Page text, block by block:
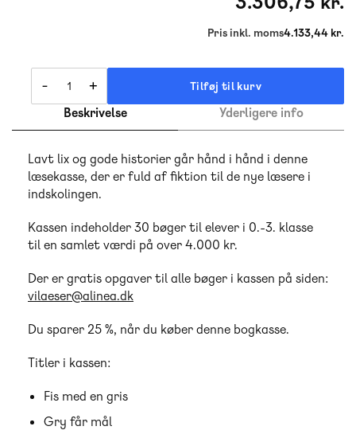
Pris inkl. moms4.133,44 kr.
- + Tilføj til kurv
Beskrivelse Yderligere info
Lavt lix og gode historier går hånd i hånd i denne
læsekasse, der er fuld af fiktion til de nye læsere i
indskolingen.
Kassen indeholder 30 bøger til elever i 0.-3. klasse
til en samlet værdi på over 4.000 kr.
Der er gratis opgaver til alle bøger i kassen på siden:
vilaeser@alinea.dk
Du sparer 25 %, når du køber denne bogkasse.
Titler i kassen:
Fis med en gris
Gry får mål